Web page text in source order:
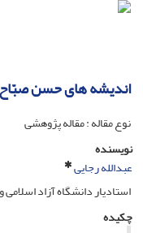
اندیشه ‏هاى حسن
نوع مقاله : مقاله پژوهشی
نویسنده
عبدالله رجایی
استادیار دانشگاه آزاد اسلامی
چکیده